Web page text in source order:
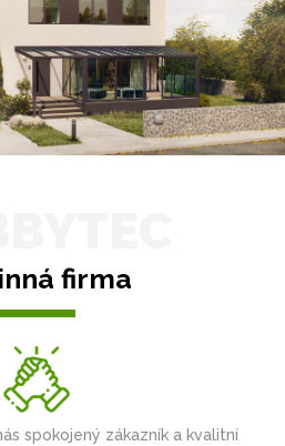
firma
spokojený zákazník a kvalitní